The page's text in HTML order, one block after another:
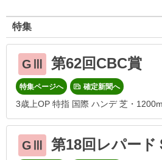
特集
GⅢ 第62回CBC賞
特集ページへ 確定新聞へ
3歳上OP 特指 国際 ハンデ 芝・1200m
GⅢ 第18回レパード